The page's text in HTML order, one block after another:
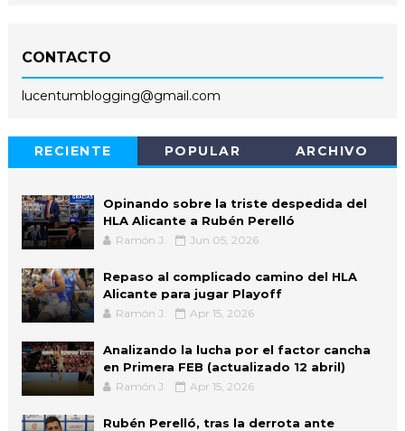
CONTACTO
lucentumblogging@gmail.com
RECIENTE POPULAR ARCHIVO
Opinando sobre la triste despedida del
HLA Alicante a Rubén Perelló
Ramón J. Jun 05, 2026
Repaso al complicado camino del HLA
Alicante para jugar Playoff
Ramón J. Apr 15, 2026
Analizando la lucha por el factor cancha
en Primera FEB (actualizado 12 abril)
Ramón J. Apr 15, 2026
Rubén Perelló, tras la derrota ante